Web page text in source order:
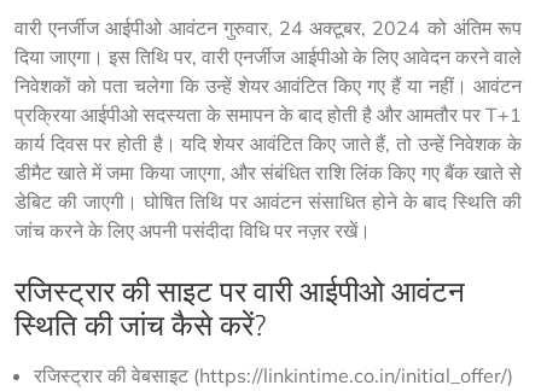
वारी एनर्जीज आईपीओ आवंटन गुरुवार, 24 अक्टूबर, 2024 को अंतिम रूप
दिया जाएगा। इस तिथि पर, वारी एनर्जीज आईपीओ के लिए आवेदन करने वाले
निवेशकों को पता चलेगा कि उन्हें शेयर आवंटित किए गए हैं या नहीं। आवंटन
प्रक्रिया आईपीओ सदस्यता के समापन के बाद होती है और आमतौर पर T+1
कार्य दिवस पर होती है। यदि शेयर आवंटित किए जाते हैं, तो उन्हें निवेशक के
डीमैट खाते में जमा किया जाएगा, और संबंधित राशि लिंक किए गए बैंक खाते से
डेबिट की जाएगी। घोषित तिथि पर आवंटन संसाधित होने के बाद स्थिति की
जांच करने के लिए अपनी पसंदीदा विधि पर नज़र रखें।
रजिस्ट्रार की साइट पर वारी आईपीओ आवंटन
स्थिति की जांच कैसे करें?
रजिस्ट्रार की वेबसाइट (https://linkintime.co.in/initial_offer/)